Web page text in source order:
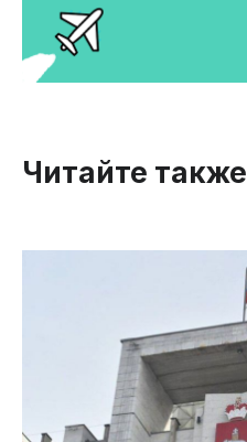
Читайте также